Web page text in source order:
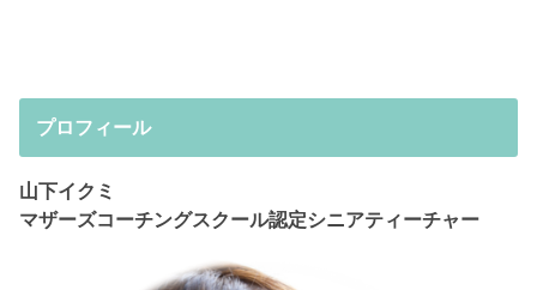
プロフィール
山下イクミ
マザーズコーチングスクール認定シニアティーチャー